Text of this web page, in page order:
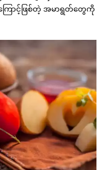
ြောင့်ဖြစ်တဲ့ အမာရွတ်တွေကို